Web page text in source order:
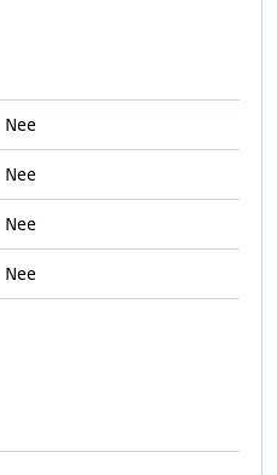
Nee
Nee
Nee
Nee